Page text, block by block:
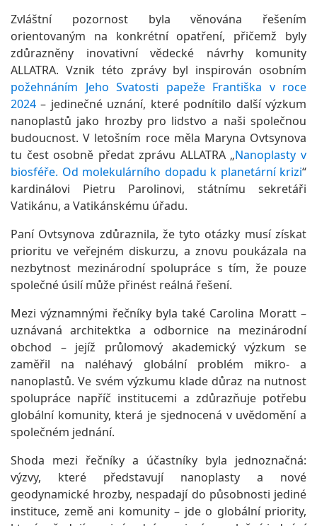
Zvláštní pozornost byla věnována řešením
orientovaným na konkrétní opatření, přičemž byly
zdůrazněny inovativní vědecké návrhy komunity
ALLATRA. Vznik této zprávy byl inspirován osobním
požehnáním Jeho Svatosti papeže Františka v roce
2024 – jedinečné uznání, které podnítilo další výzkum
nanoplastů jako hrozby pro lidstvo a naši společnou
budoucnost. V letošním roce měla Maryna Ovtsynova
tu čest osobně předat zprávu ALLATRA „Nanoplasty v
biosféře. Od molekulárního dopadu k planetární krizi“
kardinálovi Pietru Parolinovi, státnímu sekretáři
Vatikánu, a Vatikánskému úřadu.
Paní Ovtsynova zdůraznila, že tyto otázky musí získat
prioritu ve veřejném diskurzu, a znovu poukázala na
nezbytnost mezinárodní spolupráce s tím, že pouze
společné úsilí může přinést reálná řešení.
Mezi významnými řečníky byla také Carolina Moratt –
uznávaná architektka a odbornice na mezinárodní
obchod – jejíž průlomový akademický výzkum se
zaměřil na naléhavý globální problém mikro- a
nanoplastů. Ve svém výzkumu klade důraz na nutnost
spolupráce napříč institucemi a zdůrazňuje potřebu
globální komunity, která je sjednocená v uvědomění a
společném jednání.
Shoda mezi řečníky a účastníky byla jednoznačná:
výzvy, které představují nanoplasty a nové
geodynamické hrozby, nespadají do působnosti jediné
instituce, země ani komunity – jde o globální priority,